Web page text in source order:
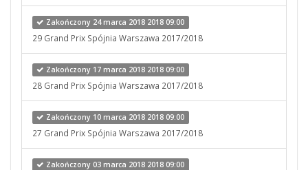
Zakończony 24 marca 2018 2018 09:00
29 Grand Prix Spójnia Warszawa 2017/2018
Zakończony 17 marca 2018 2018 09:00
28 Grand Prix Spójnia Warszawa 2017/2018
Zakończony 10 marca 2018 2018 09:00
27 Grand Prix Spójnia Warszawa 2017/2018
Zakończony 03 marca 2018 2018 09:00